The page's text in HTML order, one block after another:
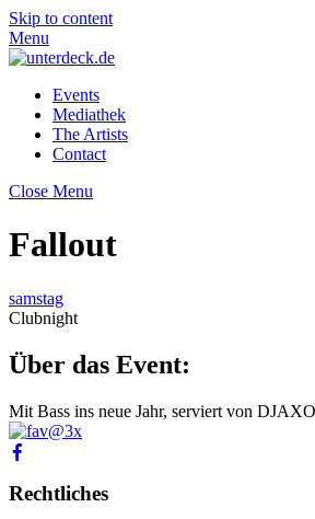
Skip to content
Menu
Events
Mediathek
The Artists
Contact
Close Menu
Fallout
samstag
Clubnight
Über das Event:
Mit Bass ins neue Jahr, serviert von
Rechtliches